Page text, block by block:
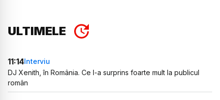
ULTIMELE
11:14Interviu
DJ Xenith, în România. Ce l-a surprins foarte mult la publicul
român